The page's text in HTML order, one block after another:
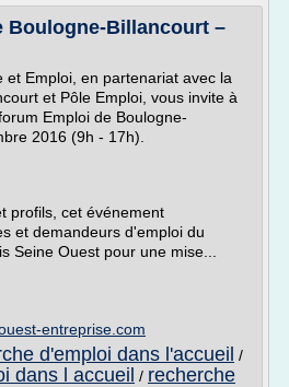
Boulogne-Billancourt –
et Emploi, en partenariat avec la
et Pôle Emploi, vous invite à
Emploi de Boulogne-
2016 (9h - 17h).
profils, cet événement
et demandeurs d'emploi du
Seine Ouest pour une mise...
entreprise.com
d'emploi dans l'accueil /
dans l accueil / recherche